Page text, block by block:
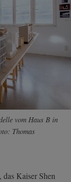
vom Haus B in
Thomas
das Kaiser Shen